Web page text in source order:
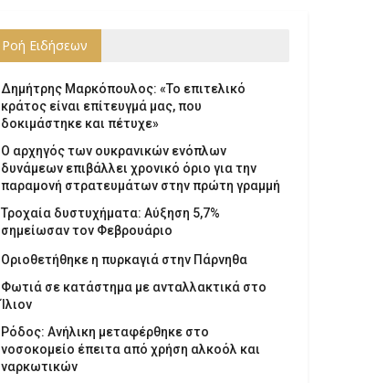
Ροή Ειδήσεων
Δημήτρης Μαρκόπουλος: «Το επιτελικό
κράτος είναι επίτευγμά μας, που
δοκιμάστηκε και πέτυχε»
Ο αρχηγός των ουκρανικών ενόπλων
δυνάμεων επιβάλλει χρονικό όριο για την
παραμονή στρατευμάτων στην πρώτη γραμμή
Τροχαία δυστυχήματα: Αύξηση 5,7%
σημείωσαν τον Φεβρουάριο
Οριοθετήθηκε η πυρκαγιά στην Πάρνηθα
Φωτιά σε κατάστημα με ανταλλακτικά στο
Ίλιον
Ρόδος: Ανήλικη μεταφέρθηκε στο
νοσοκομείο έπειτα από χρήση αλκοόλ και
ναρκωτικών